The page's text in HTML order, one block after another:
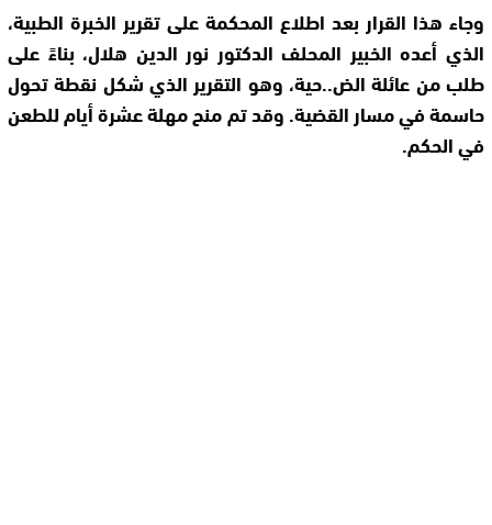
وجاء هذا القرار بعد اطلاع المحكمة على تقرير الخبرة الطبية،
الذي أعده الخبير المحلف الدكتور نور الدين هلال، بناءً على
طلب من عائلة الض..حية، وهو التقرير الذي شكل نقطة تحول
حاسمة في مسار القضية. وقد تم منح مهلة عشرة أيام للطعن
في الحكم.